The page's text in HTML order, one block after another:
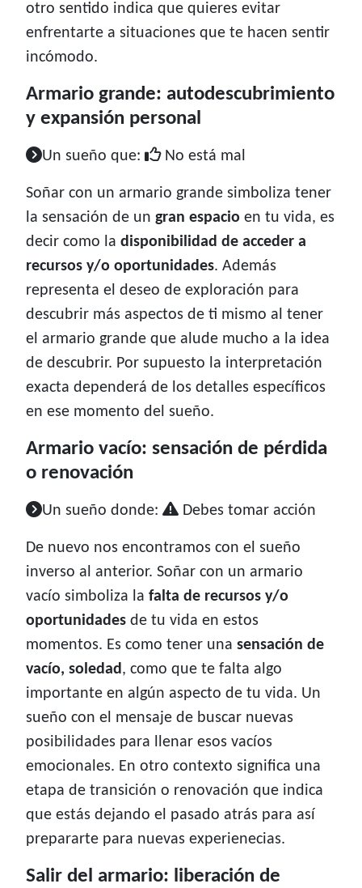
otro sentido indica que quieres evitar
enfrentarte a situaciones que te hacen sentir
incómodo.
Armario grande: autodescubrimiento
y expansión personal
Un sueño que: No está mal
Soñar con un armario grande simboliza tener
la sensación de un gran espacio en tu vida, es
decir como la disponibilidad de acceder a
recursos y/o oportunidades. Además
representa el deseo de exploración para
descubrir más aspectos de ti mismo al tener
el armario grande que alude mucho a la idea
de descubrir. Por supuesto la interpretación
exacta dependerá de los detalles específicos
en ese momento del sueño.
Armario vacío: sensación de pérdida
o renovación
Un sueño donde: Debes tomar acción
De nuevo nos encontramos con el sueño
inverso al anterior. Soñar con un armario
vacío simboliza la falta de recursos y/o
oportunidades de tu vida en estos
momentos. Es como tener una sensación de
vacío, soledad, como que te falta algo
importante en algún aspecto de tu vida. Un
sueño con el mensaje de buscar nuevas
posibilidades para llenar esos vacíos
emocionales. En otro contexto significa una
etapa de transición o renovación que indica
que estás dejando el pasado atrás para así
prepararte para nuevas experienecias.
Salir del armario: liberación de